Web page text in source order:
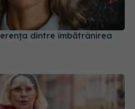
dintre îmbătrânirea